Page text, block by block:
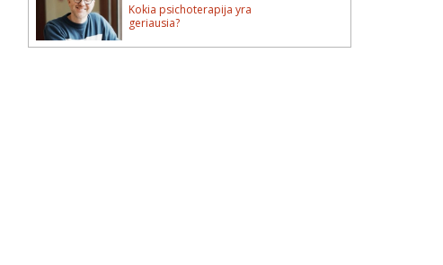
Kokia psichoterapija yra
geriausia?